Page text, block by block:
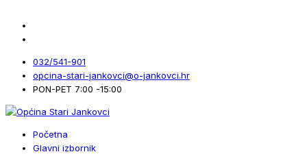
032/541-901
opcina-stari-jankovci@o-jankovci.hr
PON-PET 7:00 -15:00
Početna
Glavni izbornik